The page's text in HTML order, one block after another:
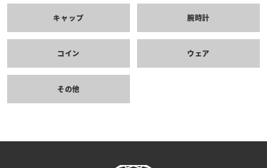
キャップ 腕時計
コイン ウェア
その他